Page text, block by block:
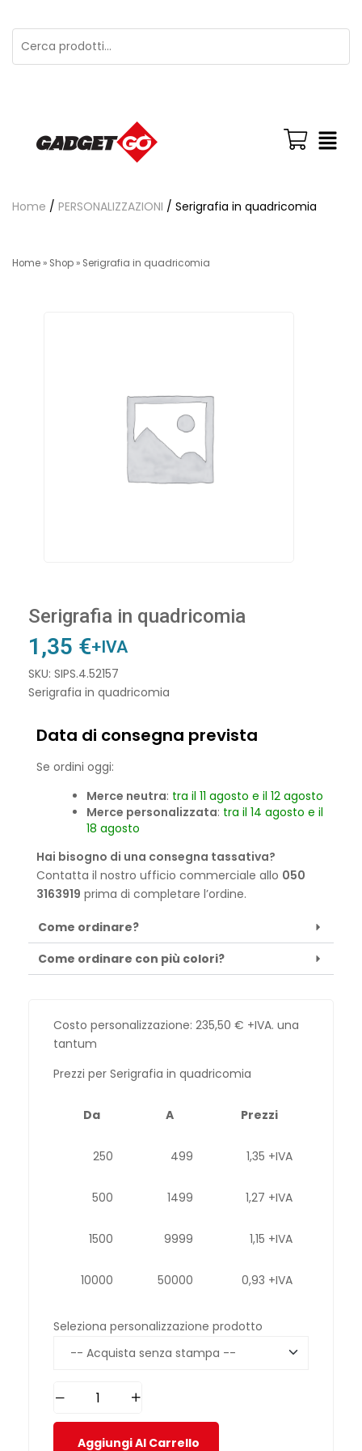
Home / PERSONALIZZAZIONI / Serigrafia in quadricomia
Home » Shop » Serigrafia in quadricomia
Serigrafia in quadricomia
1,35 €+IVA
SKU: SIPS.4.52157
Serigrafia in quadricomia
Data di consegna prevista
Se ordini oggi:
Merce neutra: tra il 11 agosto e il 12 agosto
Merce personalizzata: tra il 14 agosto e il
18 agosto
Hai bisogno di una consegna tassativa?
Contatta il nostro ufficio commerciale allo 050
3163919 prima di completare l’ordine.
Come ordinare?
Come ordinare con più colori?
Costo personalizzazione: 235,50 € +IVA. una
tantum
Prezzi per Serigrafia in quadricomia
Da A Prezzi
250 499 1,35 +IVA
500 1499 1,27 +IVA
1500 9999 1,15 +IVA
10000 50000 0,93 +IVA
Seleziona personalizzazione prodotto
Aggiungi Al Carrello